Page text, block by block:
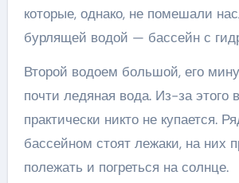
которые, однако, не помешали
бурлящей водой — бассейн с
Второй водоем большой, его
почти ледяная вода. Из-за этого
практически никто не купается.
бассейном стоят лежаки, на них
полежать и погреться на солнце.